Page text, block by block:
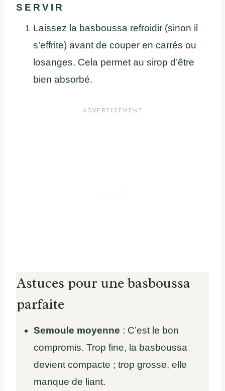
SERVIR
Laissez la basboussa refroidir (sinon il
s’effrite) avant de couper en carrés ou
losanges. Cela permet au sirop d’être
bien absorbé.
Astuces pour une basboussa
parfaite
Semoule moyenne : C’est le bon
compromis. Trop fine, la basboussa
devient compacte ; trop grosse, elle
manque de liant.